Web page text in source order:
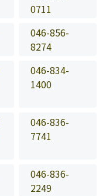
0711
046-856-
8274
046-834-
1400
046-836-
7741
046-836-
2249